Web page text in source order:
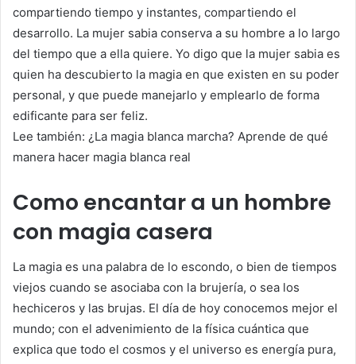
compartiendo tiempo y instantes, compartiendo el
desarrollo. La mujer sabia conserva a su hombre a lo largo
del tiempo que a ella quiere. Yo digo que la mujer sabia es
quien ha descubierto la magia en que existen en su poder
personal, y que puede manejarlo y emplearlo de forma
edificante para ser feliz.
Lee también: ¿La magia blanca marcha? Aprende de qué
manera hacer magia blanca real
Como encantar a un hombre
con magia casera
La magia es una palabra de lo escondo, o bien de tiempos
viejos cuando se asociaba con la brujería, o sea los
hechiceros y las brujas. El día de hoy conocemos mejor el
mundo; con el advenimiento de la física cuántica que
explica que todo el cosmos y el universo es energía pura,